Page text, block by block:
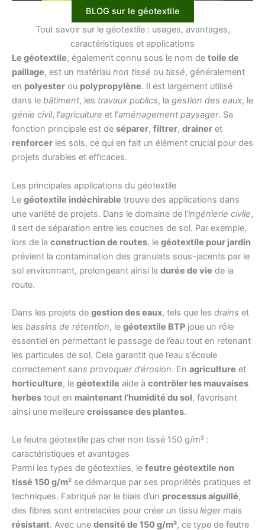
BLOG sur le géotextile
Tout savoir sur le géotextile : usages, avantages,
caractéristiques et applications
Le géotextile, également connu sous le nom de toile de
paillage, est un matériau non tissé ou tissé, généralement
en polyester ou polypropylène. Il est largement utilisé
dans le bâtiment, les travaux publics, la gestion des eaux, le
génie civil, l’agriculture et l’aménagement paysager. Sa
fonction principale est de séparer, filtrer, drainer et
renforcer les sols, ce qui en fait un élément crucial pour des
projets durables et efficaces.
Les principales applications du géotextile
Le géotextile indéchirable trouve des applications dans
une variété de projets. Dans le domaine de l’ingénierie civile,
il sert de séparation entre les couches de sol. Par exemple,
lors de la construction de routes, le géotextile pour jardin
prévient la contamination des granulats sous-jacents par le
sol environnant, prolongeant ainsi la durée de vie de la
route.
Dans les projets de gestion des eaux, tels que les drains et
les bassins de rétention, le géotextile BTP joue un rôle
essentiel en permettant le passage de l’eau tout en retenant
les particules de sol. Cela garantit que l’eau s’écoule
correctement sans provoquer d’érosion. En agriculture et
horticulture, le géotextile aide à contrôler les mauvaises
herbes tout en maintenant l’humidité du sol, favorisant
ainsi une meilleure croissance des plantes.
Le feutre géotextile pas cher non tissé 150 g/m² :
caractéristiques et avantages
Parmi les types de géotextiles, le feutre géotextile non
tissé 150 g/m² se démarque par ses propriétés pratiques et
techniques. Fabriqué par le biais d’un processus aiguillé,
des fibres sont entrelacées pour créer un tissu légermais
résistant. Avec une densité de 150 g/m², ce type de feutre